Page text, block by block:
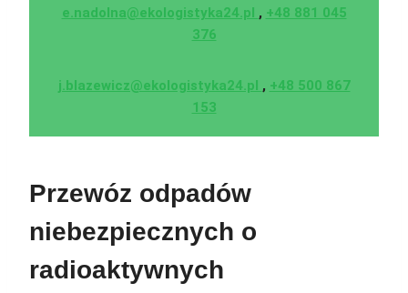
e.nadolna@ekologistyka24.pl , +48 881 045
376
j.blazewicz@ekologistyka24.pl , +48 500 867
153
Przewóz odpadów
niebezpiecznych o
radioaktywnych